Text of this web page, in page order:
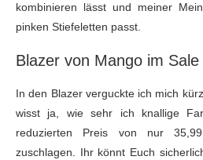
kombinieren lässt und meiner
pinken Stiefeletten passt.
Blazer von Mango im Sale
In den Blazer verguckte ich mich
wisst ja, wie sehr ich knallige
reduzierten Preis von nur
zuschlagen. Ihr könnt Euch